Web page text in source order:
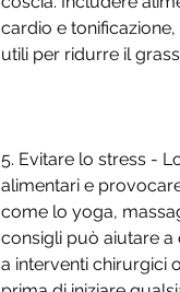
cardio e
utili per ridurre il
5. Evitare lo stress -
alimentari e
come lo yoga,
consigli può aiutare
a interventi chirurgici